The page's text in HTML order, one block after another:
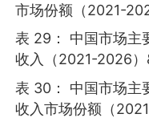
市场份额（2021-
表 29： 中国市场主
收入（2021-2026）
表 30： 中国市场主
收入市场份额（